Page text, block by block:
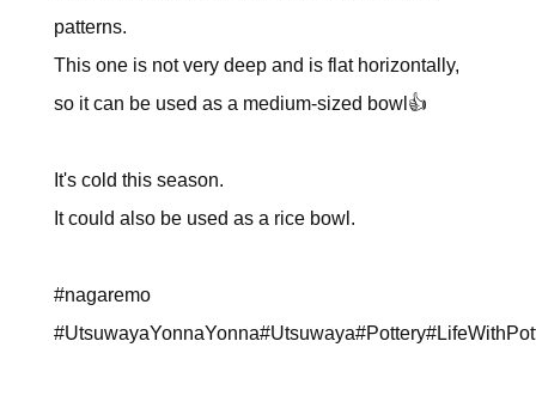
patterns.
This one is not very deep and is flat horizontally,
so it can be used as a medium-sized bowl👍
It's cold this season.
It could also be used as a rice bowl.
#nagaremo